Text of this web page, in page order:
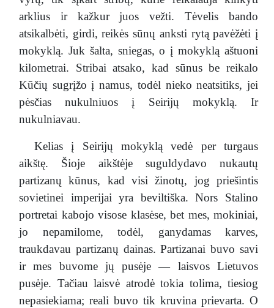
arklius ir kažkur juos vežti. Tėvelis bando
atsikalbėti, girdi, reikės sūnų anksti rytą pavėžėti į
mokyklą. Juk šalta, sniegas, o į mokyklą aštuoni
kilometrai. Stribai atsako, kad sūnus be reikalo
Kūčių sugrįžo į namus, todėl nieko neatsitiks, jei
pėsčias nukulniuos į Seirijų mokyklą. Ir
nukulniavau.
Kelias į Seirijų mokyklą vedė per turgaus
aikštę. Šioje aikštėje suguldydavo nukautų
partizanų kūnus, kad visi žinotų, jog priešintis
sovietinei imperijai yra beviltiška. Nors Stalino
portretai kabojo visose klasėse, bet mes, mokiniai,
jo nepamilome, todėl, ganydamas karves,
traukdavau partizanų dainas. Partizanai buvo savi
ir mes buvome jų pusėje — laisvos Lietuvos
pusėje. Tačiau laisvė atrodė tokia tolima, tiesiog
nepasiekiama; reali buvo tik kruvina prievarta. O